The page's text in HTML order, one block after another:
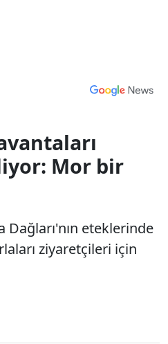
Mor bir
Dağları'nın eteklerinde
ziyaretçileri için